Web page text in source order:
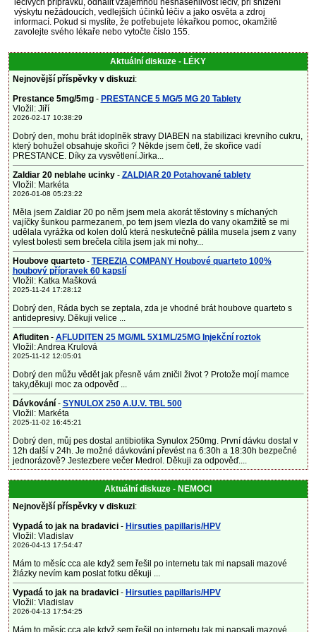
léčivých přípravků, odhalit vzájemnou nesnášenlivost léčiv, při snížení
výskytu nežádoucích, vedlejších účinků léčiv a jako osvěta a zdroj
informací. Pokud si myslíte, že potřebujete lékařkou pomoc, okamžitě
zavolejte svého lékaře nebo vytočte číslo 155.
Aktuální diskuze - LÉKY
Nejnovější příspěvky v diskuzi:
Prestance 5mg/5mg- PRESTANCE 5 MG/5 MG 20 Tablety
Vložil: Jiří
2026-02-17 10:38:29
Dobrý den, mohu brát idoplněk stravy DIABEN na stabilizaci krevního cukru,
který bohužel obsahuje skořici ? Někde jsem četl, že skořice vadí
PRESTANCE. Díky za vysvětlení.Jirka...
Zaldiar 20 neblahe ucinky- ZALDIAR 20 Potahované tablety
Vložil: Markéta
2026-01-08 05:23:22
Měla jsem Zaldiar 20 po něm jsem mela akorát těstoviny s míchaných
vajíčky šunkou parmezanem, po tem jsem vlezla do vany okamžitě se mi
udělala vyrážka od kolen dolů která neskutečně pálila musela jsem z vany
vylest bolesti sem brečela cítila jsem jak mi nohy...
Houbove quarteto- TEREZIA COMPANY Houbové quarteto 100%
houbový přípravek 60 kapslí
Vložil: Katka Mašková
2025-11-24 17:28:12
Dobrý den, Ráda bych se zeptala, zda je vhodné brát houbove quarteto s
antidepresivy. Děkuji velice ...
Afluditen- AFLUDITEN 25 MG/ML 5X1ML/25MG Injekční roztok
Vložil: Andrea Krulová
2025-11-12 12:05:01
Dobrý den můžu vědět jak přesně vám zničil život ? Protože mojí mamce
taky,děkuji moc za odpověď ...
Dávkování - SYNULOX 250 A.U.V. TBL 500
Vložil: Markéta
2025-11-02 16:45:21
Dobrý den, můj pes dostal antibiotika Synulox 250mg. První dávku dostal v
12h další v 24h. Je možné dávkování převést na 6:30h a 18:30h bezpečné
jednorázově? Jestezbere večer Medrol. Děkuji za odpověď....
Aktuální diskuze - NEMOCI
Nejnovější příspěvky v diskuzi:
Vypadá to jak na bradavici - Hirsuties papillaris/HPV
Vložil: Vladislav
2026-04-13 17:54:47
Mám to měsíc cca ale když sem řešil po internetu tak mi napsali mazové
žlázky nevím kam poslat fotku děkuji ...
Vypadá to jak na bradavici - Hirsuties papillaris/HPV
Vložil: Vladislav
2026-04-13 17:54:25
Mám to měsíc cca ale když sem řešil po internetu tak mi napsali mazové